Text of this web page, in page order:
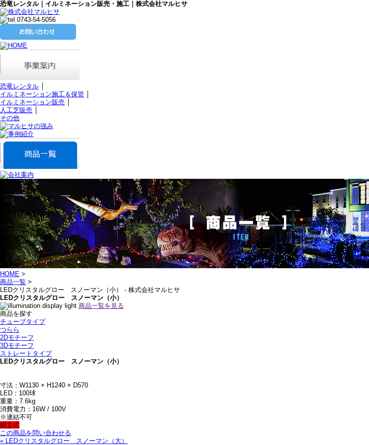
恐竜レンタル｜イルミネーション販売・施工｜株式会社マルヒサ
恐竜レンタル
イルミネーション施工＆保管
イルミネーション販売
人工芝販売
その他
HOME >
商品一覧 >
LEDクリスタルグロー スノーマン（小） - 株式会社マルヒサ
LEDクリスタルグロー スノーマン（小）
商品一覧を見る
商品を探す
チューブタイプ
つらら
2Dモチーフ
3Dモチーフ
ストレートタイプ
LEDクリスタルグロー スノーマン（小）
寸法：W1130 × H1240 × D570
LED：100球
重量：7.6kg
消費電力：16W / 100V
※連結不可
組立式
この商品を問い合わせる
« LEDクリスタルグロー スノーマン（大）